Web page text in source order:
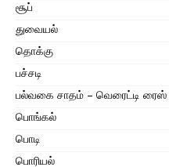
சூப்
துவையல்
தொக்கு
பச்சடி
பல்வகை சாதம் – வெரைட்டி ரைஸ்
பொங்கல்
பொடி
பொரியல்